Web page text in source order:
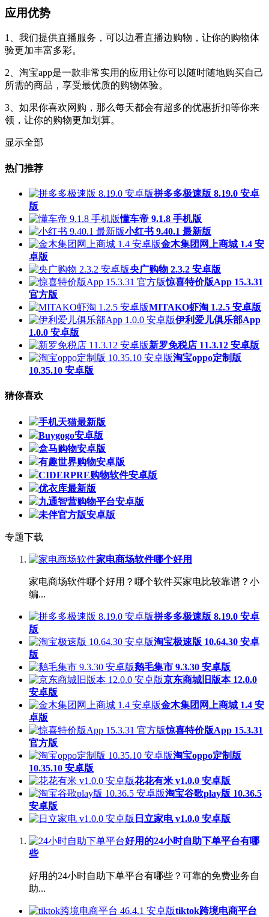
应用优势
1、我们提供直播服务，可以边看直播边购物，让你的购物体
验更加丰富多彩。
2、淘宝app是一款非常实用的应用让你可以随时随地购买自己
所需的商品，享受最优质的购物体验。
3、如果你喜欢网购，那么每天都会有超多的优惠折扣等你来
领，让你的购物更加划算。
显示全部
热门推荐
拼多多极速版 8.19.0 安卓
版
懂车帝 9.1.8 手机版
小红书 9.40.1 最新版
金木集团网上商城 1.4 安
卓版
央广购物 2.3.2 安卓版
惊喜特价版App 15.3.31
官方版
MITAKO虾淘 1.2.5 安卓版
伊利爱儿俱乐部App
1.0.0 安卓版
新罗免税店 11.3.12 安卓版
淘宝oppo定制版
10.35.10 安卓版
猜你喜欢
手机天猫最新版
Buygogo安卓版
盒马购物安卓版
有趣世界购物安卓版
CIDERPRE购物软件安卓版
优衣库最新版
九通智营购物平台安卓版
未伴官方版安卓版
专题下载
家电商场软件哪个好用
家电商场软件哪个好用？哪个软件买家电比较靠谱？小
编...
拼多多极速版 8.19.0 安卓
版
淘宝极速版 10.64.30 安卓
版
鹅毛集市 9.3.30 安卓版
京东商城旧版本 12.0.0
安卓版
金木集团网上商城 1.4 安
卓版
惊喜特价版App 15.3.31
官方版
淘宝oppo定制版
10.35.10 安卓版
花花有米 v1.0.0 安卓版
淘宝谷歌play版 10.36.5
安卓版
日立家电 v1.0.0 安卓版
好用的24小时自助下单平台有哪
些
好用的24小时自助下单平台有哪些？可靠的免费业务自
助...
tiktok跨境电商平台